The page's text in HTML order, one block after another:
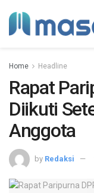
Home Headline
Rapat
Diikuti
Anggota
by Redaksi